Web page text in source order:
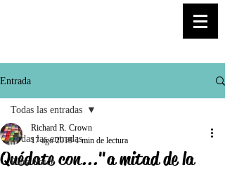
Entrada
Todas las entradas
Elisa Voice
Todas las entradas
Quédate con..."a mitad de la
Richard R. Crown
17 ago 2019 1 min de lectura